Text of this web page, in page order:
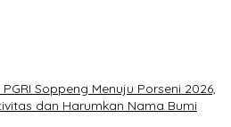
Soppeng Menuju Porseni 2026,
dan Harumkan Nama Bumi